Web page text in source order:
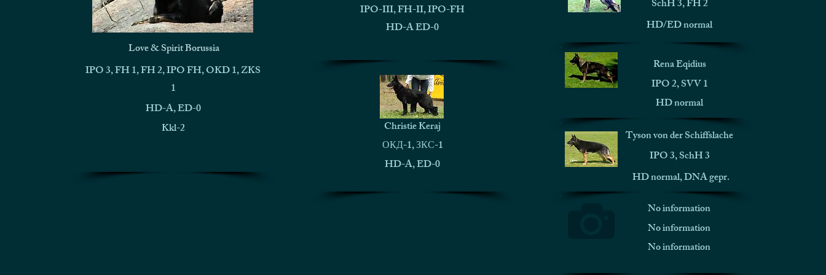
Love & Spirit Borussia
IPO 3, FH 1, FH 2, IPO FH, OKD 1, ZKS
1
HD-A, ED-0
Kkl-2
IPO-III, FH-II, IPO-FH
HD-A ED-0
Christie Keraj
ОКД-1, ЗКС-1
HD-A, ED-0
SchH 3, FH 2
HD/ED normal
Rena Eqidius
IPO 2, SVV 1
HD normal
Tyson von der Schiffslache
IPO 3, SchH 3
HD normal, DNA gepr.
No information
No information
No information